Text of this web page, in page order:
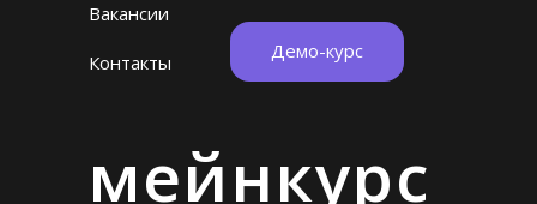
Демо-курс
мейнкурс
Вакансии
Контакты